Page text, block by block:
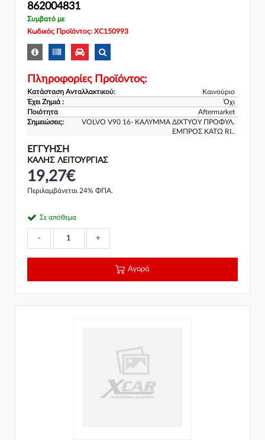
862004831
Συμβατό με
Κωδικός Προϊόντος: XC150993
Πληροφορίες Προϊόντος:
Κατάσταση Ανταλλακτικού:
Καινούριο
Έχει Ζημιά :
Όχι
Ποιότητα
Aftermarket
Σημειώσεις:
VOLVO V90 16- ΚΑΛΥΜΜΑ ΔΙΧΤΥΟΥ ΠΡΟΦΥΛ.
ΕΜΠΡΟΣ ΚΑΤΩ RI..
ΕΓΓΎΗΣΗ
ΚΑΛΗΣ ΛΕΙΤΟΥΡΓΙΑΣ
19,27€
Περιλαμβάνεται 24% ΦΠΑ.
Σε απόθεμα
- +
Αγορά